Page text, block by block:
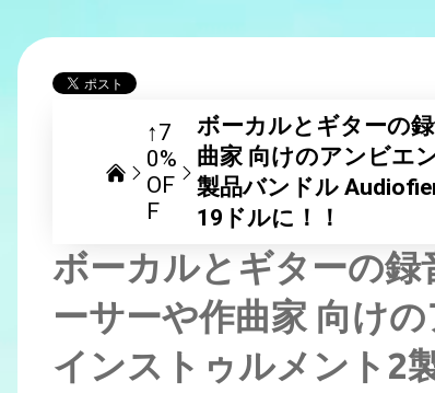
↑7
0%
OF
F
ボーカルとギターの
曲家 向けのアンビエ
製品バンドル
19ドルに！！
ボーカルとギターの録
ーサーや作曲家 向け
インストゥルメント2